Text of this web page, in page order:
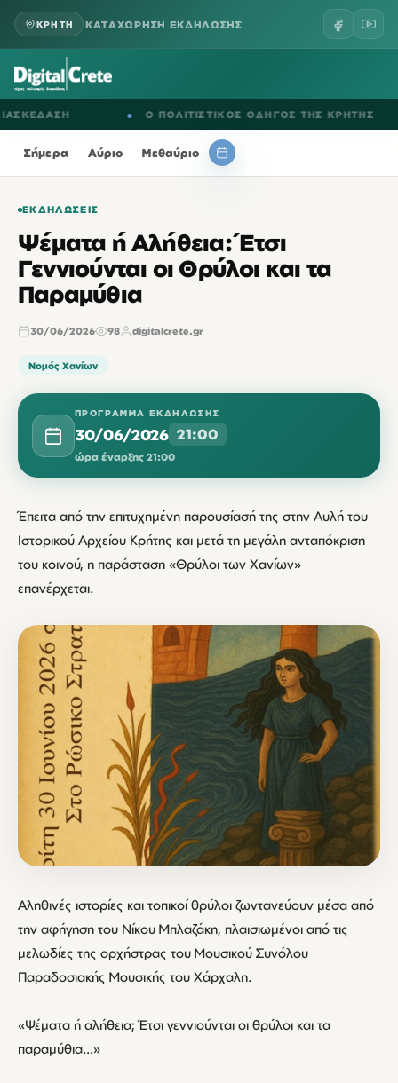
ΚΡΗΤΗ ΚΑΤΑΧΩΡΗΣΗ ΕΚΔΗΛΩΣΗΣ
Ο ΠΟΛΙΤΙΣΤΙΚΟΣ ΟΔΗΓΟΣ ΤΗΣ ΚΡΗΤΗΣ
Σήμερα Αύριο Μεθαύριο
ΕΚΔΗΛΏΣΕΙΣ
Ψέματα ή Αλήθεια: Έτσι
Γεννιούνται οι Θρύλοι και τα
Παραμύθια
30/06/2026 98 digitalcrete.gr
Νομός Χανίων
ΠΡΌΓΡΑΜΜΑ ΕΚΔΉΛΩΣΗΣ
30/06/2026 21:00
ώρα έναρξης 21:00
Έπειτα από την επιτυχημένη παρουσίασή της στην Αυλή του
Ιστορικού Αρχείου Κρήτης και μετά τη μεγάλη ανταπόκριση
του κοινού, η παράσταση «Θρύλοι των Χανίων»
επανέρχεται.
Αληθινές ιστορίες και τοπικοί θρύλοι ζωντανεύουν μέσα από
την αφήγηση του Νίκου Μπλαζάκη, πλαισιωμένοι από τις
μελωδίες της ορχήστρας του Μουσικού Συνόλου
Παραδοσιακής Μουσικής του Χάρχαλη.
«Ψέματα ή αλήθεια; Έτσι γεννιούνται οι θρύλοι και τα
παραμύθια…»